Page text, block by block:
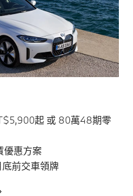
起 或 80萬48期零
優惠方案
前交車領牌